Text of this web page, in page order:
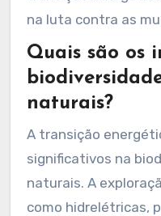
de energia. A
crucial. Essas
investimentos em
promovem a
transição
na luta contra as
Quais são os